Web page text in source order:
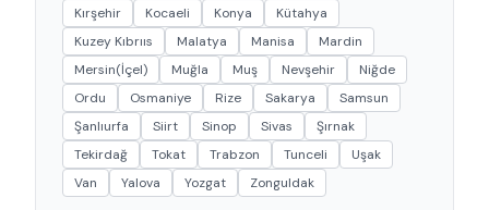
Kırşehir
Kocaeli Konya
Kütahya
Kuzey Kıbrııs
Malatya Manisa
Mardin
Mersin(İçel)
Muğla Muş Nevşehir
Niğde
Ordu
Osmaniye Rize Sakarya
Samsun
Şanlıurfa
Siirt Sinop Sivas
Şırnak
Tekirdağ
Tokat Trabzon Tunceli
Uşak
Van
Yalova Yozgat Zonguldak